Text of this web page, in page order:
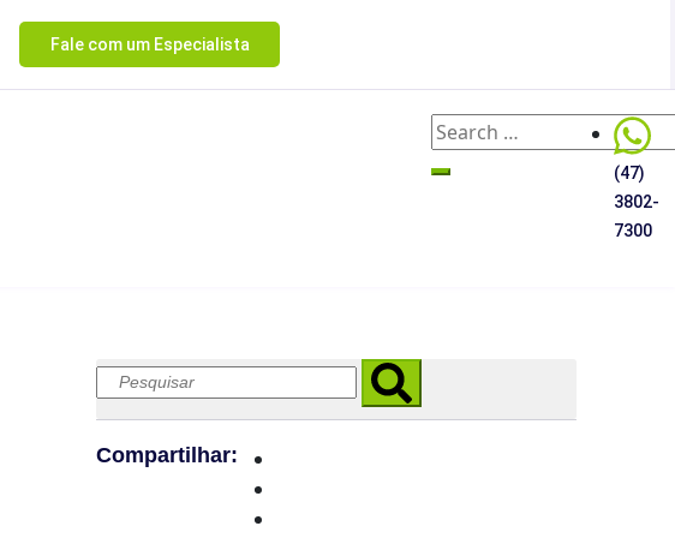
Fale com um Especialista
(47)
3802-
7300
Compartilhar: